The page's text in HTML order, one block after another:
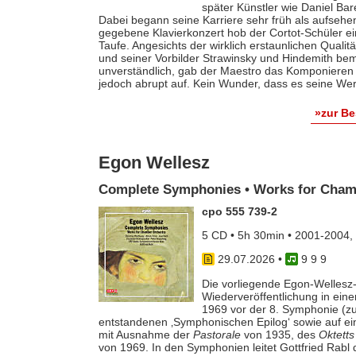
später Künstler wie Daniel
Dabei begann seine Karriere sehr früh als
gegebene Klavierkonzert hob der Cortot-Schüler
Taufe. Angesichts der wirklich erstaunlichen
und seiner Vorbilder Strawinsky und Hindemith
unverständlich, gab der Maestro das
jedoch abrupt auf. Kein Wunder, dass es seine
»zur
Egon Wellesz
Complete Symphonies • Works for
cpo 555 739-2
5 CD • 5h 30min • 2001-
29.07.2026 •
9 9 9
Die vorliegende Egon-
Wiederveröffentlichung in
1969 vor der 8. Symphonie
entstandenen ‚Symphonischen Epilog‘ sowie auf
mit Ausnahme der Pastoralevon 1935, des
von 1969. In den Symphonien leitet Gottfried